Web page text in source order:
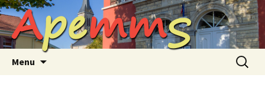
Aller
au
contenu
ApemmS
Menu